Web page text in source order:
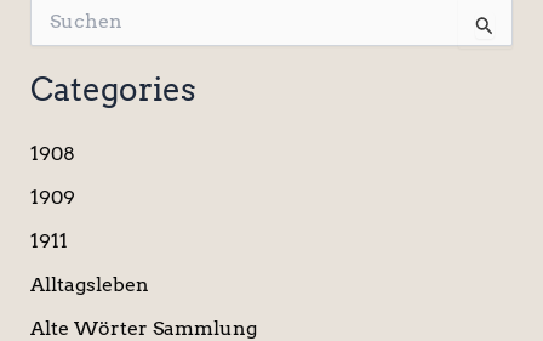
u
c
h
n
a
h
Categories
1908
1909
1911
Alltagsleben
Alte Wörter Sammlung